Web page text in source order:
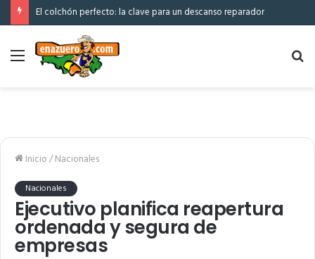
El colchón perfecto: la clave para un descanso reparador
Menú
Inicio/Nacionales
Nacionales
Ejecutivo planifica reapertura
ordenada y segura de
empresas